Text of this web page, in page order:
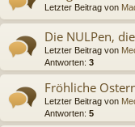
Letzter Beitrag von
Die NULPen,
Letzter Beitrag von
Antworten: 3
Fröhliche
Letzter Beitrag von
Antworten: 5